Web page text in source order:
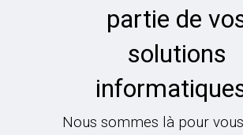
partie de
solutions
Nous sommes là pour